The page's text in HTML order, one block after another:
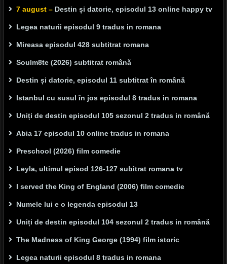
7 august – Destin și datorie, episodul 13 online happy tv
Legea naturii episodul 9 tradus in romana
Mireasa episodul 428 subtitrat romana
Soulm8te (2026) subtitrat română
Destin și datorie, episodul 11 subtitrat în română
Istanbul cu susul în jos episodul 8 tradus in romana
Uniți de destin episodul 105 sezonul 2 tradus in română
Abia 17 episodul 10 online tradus in romana
Preschool (2026) film comedie
Leyla, ultimul episod 126-127 subitrat romana tv
I served the King of England (2006) film comedie
Numele lui e o legenda episodul 13
Uniți de destin episodul 104 sezonul 2 tradus in română
The Madness of King George (1994) film istoric
Legea naturii episodul 8 tradus in romana